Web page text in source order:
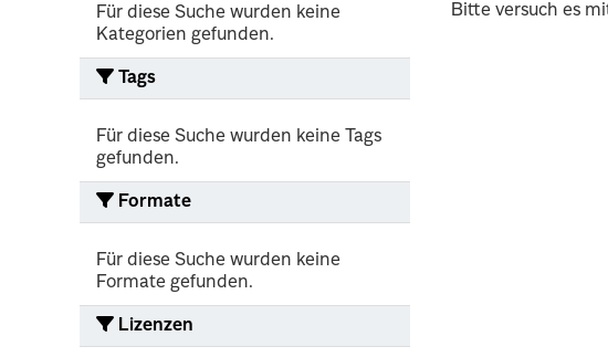
Für diese Suche wurden keine
Kategorien gefunden.
Tags
Für diese Suche wurden keine Tags
gefunden.
Formate
Für diese Suche wurden keine
Formate gefunden.
Lizenzen
Bitte versuch es